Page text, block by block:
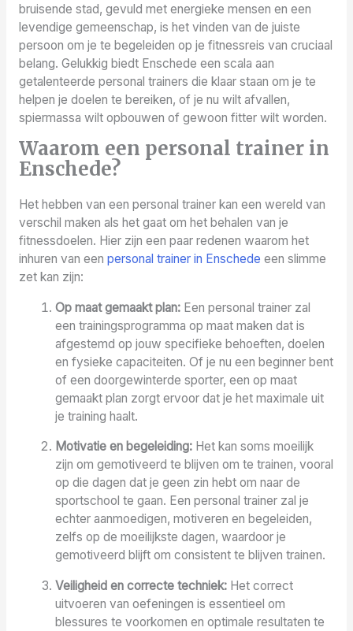
bruisende stad, gevuld met energieke mensen en een
levendige gemeenschap, is het vinden van de juiste
persoon om je te begeleiden op je fitnessreis van cruciaal
belang. Gelukkig biedt Enschede een scala aan
getalenteerde personal trainers die klaar staan om je te
helpen je doelen te bereiken, of je nu wilt afvallen,
spiermassa wilt opbouwen of gewoon fitter wilt worden.
Waarom een personal trainer in
Enschede?
Het hebben van een personal trainer kan een wereld van
verschil maken als het gaat om het behalen van je
fitnessdoelen. Hier zijn een paar redenen waarom het
inhuren van een personal trainer in Enschede een slimme
zet kan zijn:
Op maat gemaakt plan: Een personal trainer zal
een trainingsprogramma op maat maken dat is
afgestemd op jouw specifieke behoeften, doelen
en fysieke capaciteiten. Of je nu een beginner bent
of een doorgewinterde sporter, een op maat
gemaakt plan zorgt ervoor dat je het maximale uit
je training haalt.
Motivatie en begeleiding: Het kan soms moeilijk
zijn om gemotiveerd te blijven om te trainen, vooral
op die dagen dat je geen zin hebt om naar de
sportschool te gaan. Een personal trainer zal je
echter aanmoedigen, motiveren en begeleiden,
zelfs op de moeilijkste dagen, waardoor je
gemotiveerd blijft om consistent te blijven trainen.
Veiligheid en correcte techniek: Het correct
uitvoeren van oefeningen is essentieel om
blessures te voorkomen en optimale resultaten te